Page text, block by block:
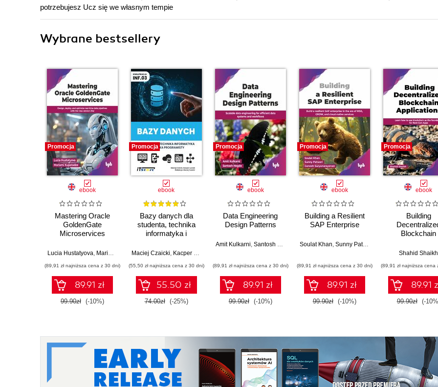
potrzebujesz Ucz się we własnym tempie
Wybrane bestsellery
Promocja
ebook
Mastering Oracle
GoldenGate
Microservices
Lucia Hustatyova, Mariami Kupatadze
(89,91 zł najniższa cena z 30 dni)
89.91 zł
99.90zł (-10%)
Promocja
ebook
Bazy danych dla
studenta, technika
informatyka i
Maciej Czaicki, Kacper Łuczak
(55,50 zł najniższa cena z 30 dni)
55.50 zł
74.00zł (-25%)
Promocja
ebook
Data Engineering
Design Patterns
Amit Kulkarni, Santosh Hegde
(89,91 zł najniższa cena z 30 dni)
89.91 zł
99.90zł (-10%)
Promocja
ebook
Building a Resilient
SAP Enterprise
Soulat Khan, Sunny Patwari
(89,91 zł najniższa cena z 30 dni)
89.91 zł
99.90zł (-10%)
Promocja
ebook
Building
Blockchain
Edition
Shahid Shaikh
(89,91 zł najniższa cena
89.91
99.90zł (-